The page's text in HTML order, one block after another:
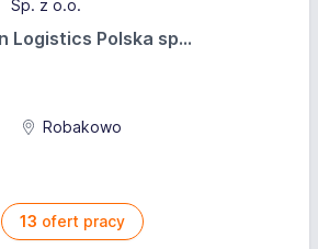
Logistics Polska sp...
Robakowo
13 ofert pracy